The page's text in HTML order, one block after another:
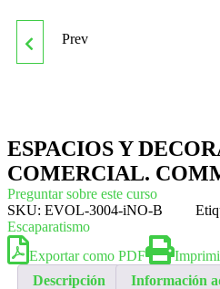
COMM001PO ANALÍTICA
MARKETING
Prev
ESPACIOS Y
COMERCIAL.
Preguntar sobre este curso
SKU: EVOL-3004-iNO-B
Escaparatismo
Exportar como PDF
Descripción
Información